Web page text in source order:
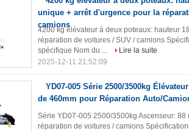
unique + arrêt d'urgence pour la
camions
4200 kg élévateur à deux poteaux: hauteur
réparation de voitures / SUV / camions
spécifique Nom du ...
Lire la suite
2025-12-11 21:52:09
YD07-005 Série 2500/3500kg
de 460mm pour Réparation Auto/
Série YD07-005 2500/3500kg Ascenseur:
réparation de voitures / camions